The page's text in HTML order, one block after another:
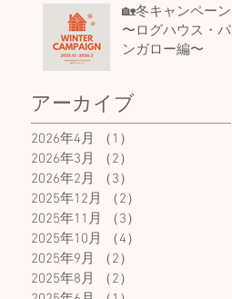
🏡冬キャンペーン
〜ログハウス・バ
ンガロー編〜
アーカイブ
2026年4月 （1）
2026年3月
（2）
2026年2月
（3）
2025年12月
（2）
2025年11月
（3）
2025年10月
（4）
2025年9月
（2）
2025年8月
（2）